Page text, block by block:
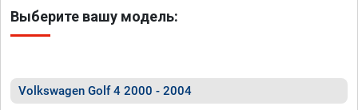
Выберите вашу модель:
Volkswagen Golf 4 2000 - 2004